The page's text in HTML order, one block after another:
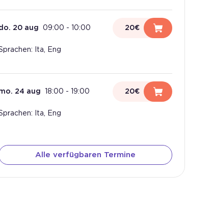
20 aug 09:00 - 10:00 20€
Ita, Eng
24 aug 18:00 - 19:00 20€
Ita, Eng
Alle verfügbaren Termine